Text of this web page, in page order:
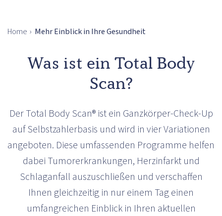
Home › Mehr Einblick in Ihre Gesundheit
Was ist ein Total Body
Scan?
Der Total Body Scan® ist ein Ganzkörper-Check-Up
auf Selbstzahlerbasis und wird in vier Variationen
angeboten. Diese umfassenden Programme helfen
dabei Tumorerkrankungen, Herzinfarkt und
Schlaganfall auszuschließen und verschaffen
Ihnen gleichzeitig in nur einem Tag einen
umfangreichen Einblick in Ihren aktuellen